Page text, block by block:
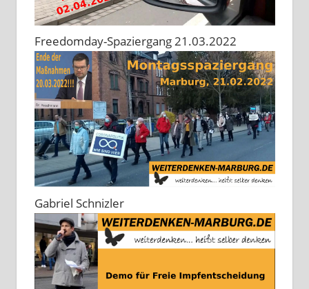
Freedomday-Spaziergang 21.03.2022
Gabriel Schnizler